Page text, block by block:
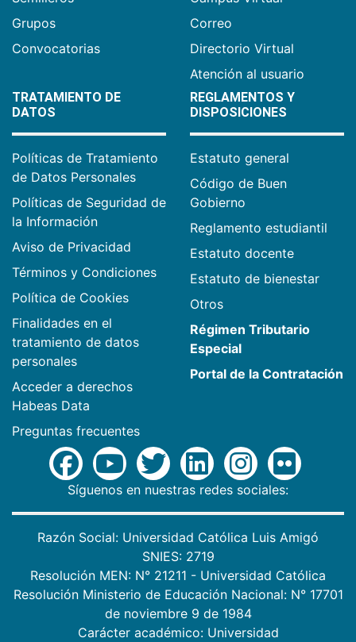
Grupos
Convocatorias
Correo
Directorio Virtual
Atención al usuario
TRATAMIENTO DE
DATOS
Políticas de Tratamiento
de Datos Personales
Políticas de Seguridad de
la Información
Aviso de Privacidad
Términos y Condiciones
Política de Cookies
Finalidades en el
tratamiento de datos
personales
Acceder a derechos
Habeas Data
Preguntas frecuentes
REGLAMENTOS Y
DISPOSICIONES
Estatuto general
Código de Buen
Gobierno
Reglamento estudiantil
Estatuto docente
Estatuto de bienestar
Otros
Régimen Tributario
Especial
Portal de la Contratación
Síguenos en nuestras redes sociales:
Razón Social: Universidad Católica Luis Amigó
SNIES: 2719
Resolución MEN: N° 21211 - Universidad Católica
Resolución Ministerio de Educación Nacional: N° 17701
de noviembre 9 de 1984
Carácter académico: Universidad